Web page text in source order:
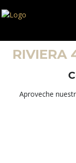
RIVIERA
Aproveche